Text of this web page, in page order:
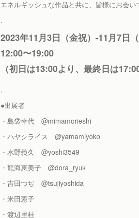
エネルギッシュな作品と共に、皆様にお会
.
2023年11月3日（金祝）-11月7
12:00〜19:00
（初日は13:00より、最終日は
.
●出展者
・島袋幸代 @mimamorieshi
・ハヤシライス @yamamiyoko
・水野義久 @yoshi3549
・龍海恵美子 @dora_ryuk
・吉田つぢ @tsujiyoshida
・米田憲子
・渡辺里桂